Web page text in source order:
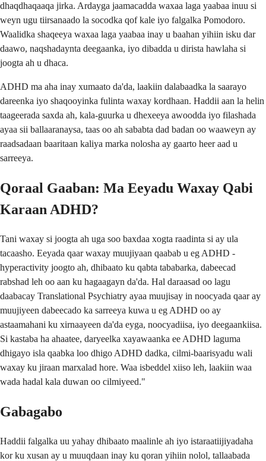
dhaqdhaqaaqa jirka. Ardayga jaamacadda waxaa laga yaabaa inuu si
weyn ugu tiirsanaado la socodka qof kale iyo falgalka Pomodoro.
Waalidka shaqeeya waxaa laga yaabaa inay u baahan yihiin isku dar
daawo, naqshadaynta deegaanka, iyo dibadda u dirista hawlaha si
joogta ah u dhaca.
ADHD ma aha inay xumaato da'da, laakiin dalabaadka la saarayo
dareenka iyo shaqooyinka fulinta waxay kordhaan. Haddii aan la helin
taageerada saxda ah, kala-guurka u dhexeeya awoodda iyo filashada
ayaa sii ballaaranaysa, taas oo ah sababta dad badan oo waaweyn ay
raadsadaan baaritaan kaliya marka nolosha ay gaarto heer aad u
sarreeya.
Qoraal Gaaban: Ma Eeyadu Waxay Qabi
Karaan ADHD?
Tani waxay si joogta ah uga soo baxdaa xogta raadinta si ay ula
tacaasho. Eeyada qaar waxay muujiyaan qaabab u eg ADHD -
hyperactivity joogto ah, dhibaato ku qabta tababarka, dabeecad
rabshad leh oo aan ku hagaagayn da'da. Hal daraasad oo lagu
daabacay Translational Psychiatry ayaa muujisay in noocyada qaar ay
muujiyeen dabeecado ka sarreeya kuwa u eg ADHD oo ay
astaamahani ku xirnaayeen da'da eyga, noocyadiisa, iyo deegaankiisa.
Si kastaba ha ahaatee, daryeelka xayawaanka ee ADHD laguma
dhigayo isla qaabka loo dhigo ADHD dadka, cilmi-baarisyadu wali
waxay ku jiraan marxalad hore. Waa isbeddel xiiso leh, laakiin waa
wada hadal kala duwan oo cilmiyeed."
Gabagabo
Haddii falgalka uu yahay dhibaato maalinle ah iyo istaraatiijiyadaha
kor ku xusan ay u muuqdaan inay ku qoran yihiin nolol, tallaabada